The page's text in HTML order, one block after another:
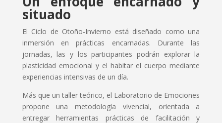
situado
El Ciclo de Otoño-Invierno está diseñado como una
inmersión en prácticas encarnadas. Durante las
jornadas, las y los participantes podrán explorar la
plasticidad emocional y el habitar el cuerpo mediante
experiencias intensivas de un día.
Más que un taller teórico, el Laboratorio de Emociones
propone una metodología vivencial, orientada a
entregar herramientas prácticas de facilitación y